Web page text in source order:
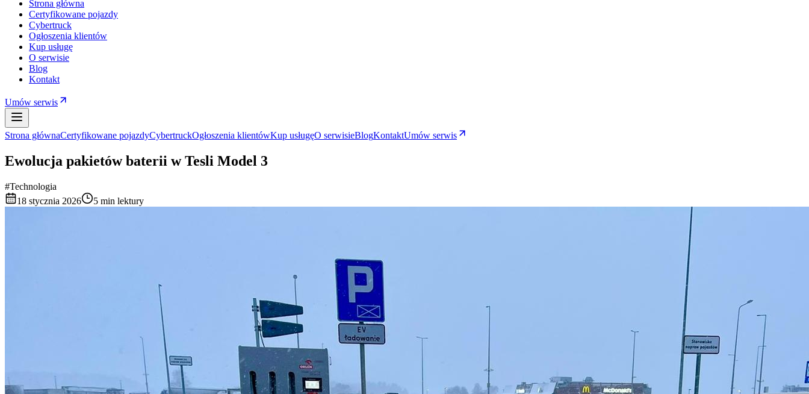
Strona główna
Certyfikowane pojazdy
Cybertruck
Ogłoszenia klientów
Kup usługę
O serwisie
Blog
Kontakt
Umów serwis
Strona głównaCertyfikowane pojazdyCybertruckOgłoszenia klientówKup usługęO serwisieBlogKontaktUmów serwis
Ewolucja pakietów baterii w Tesli Model 3
#Technologia
18 stycznia 2026
5 min lektury